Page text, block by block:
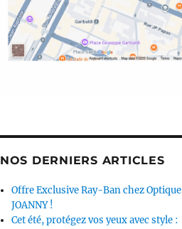
NOS DERNIERS ARTICLES
Offre Exclusive Ray-Ban chez Optique
JOANNY !
Cet été, protégez vos yeux avec style :